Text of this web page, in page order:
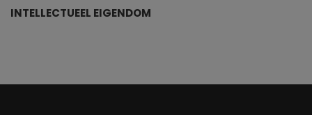
INTELLECTUEEL EIGENDOM